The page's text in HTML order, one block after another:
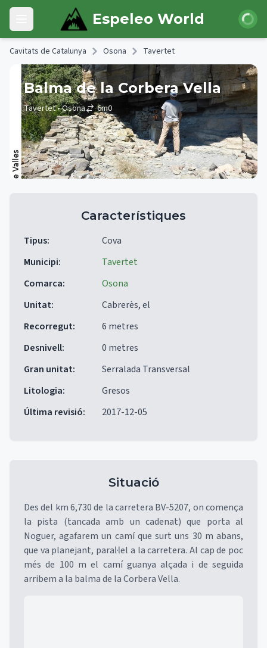
Skip to main content
Open main menu Espeleo World Iniciar
Cavitats de Catalunya Osona Tavertet
Balma de la Corbera Vella
Tavertet• Osona 6m0
Característiques
Tipus:
Cova
Municipi:
Tavertet
Comarca:
Osona
Unitat:
Cabrerès, el
Recorregut:
6 metres
Desnivell:
0 metres
Gran unitat:
Serralada Transversal
Litologia:
Gresos
Última revisió: 2017-12-05
Situació
Des del km 6,730 de la carretera BV-5207, on comença
la pista (tancada amb un cadenat) que porta al
Noguer, agafarem un camí que surt uns 30 m abans,
que va planejant, paral·lel a la carretera. Al cap de poc
més de 100 m el camí guanya alçada i de seguida
arribem a la balma de la Corbera Vella.